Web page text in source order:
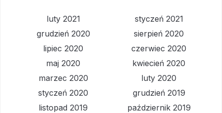
luty 2021
styczeń 2021
grudzień 2020
sierpień 2020
lipiec 2020
czerwiec 2020
maj 2020
kwiecień 2020
marzec 2020
luty 2020
styczeń 2020
grudzień 2019
listopad 2019
październik 2019